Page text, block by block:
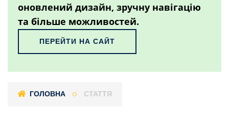
оновлений дизайн, зручну навігацію
та більше можливостей.
ПЕРЕЙТИ НА САЙТ
ГОЛОВНА СТАТТЯ